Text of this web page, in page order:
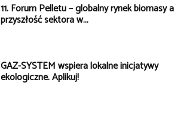
11. Forum Pelletu – globalny rynek biomasy a
przyszłość sektora w...
GAZ-SYSTEM wspiera lokalne inicjatywy
ekologiczne. Aplikuj!